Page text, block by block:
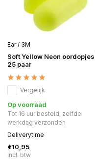
Ear / 3M
Soft Yellow Neon oordopjes |
25 paar
Vergelijk
Op voorraad
Tot 16 uur besteld, zelfde
werkdag verzonden
Deliverytime
€10,95
Incl. btw